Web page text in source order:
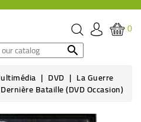
0

DVD La Guerre
Bataille (DVD Occasion)